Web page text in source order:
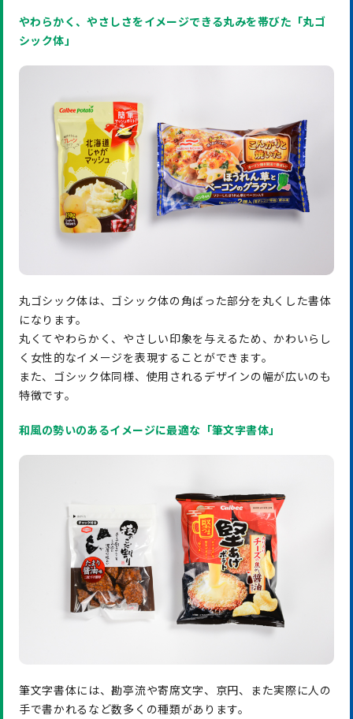
やわらかく、やさしさをイメージできる丸みを帯びた「丸ゴ
シック体」
丸ゴシック体は、ゴシック体の角ばった部分を丸くした書体
になります。
丸くてやわらかく、やさしい印象を与えるため、かわいらし
く女性的なイメージを表現することができます。
また、ゴシック体同様、使用されるデザインの幅が広いのも
特徴です。
和風の勢いのあるイメージに最適な「筆文字書体」
筆文字書体には、勘亭流や寄席文字、京円、また実際に人の
手で書かれるなど数多くの種類があります。